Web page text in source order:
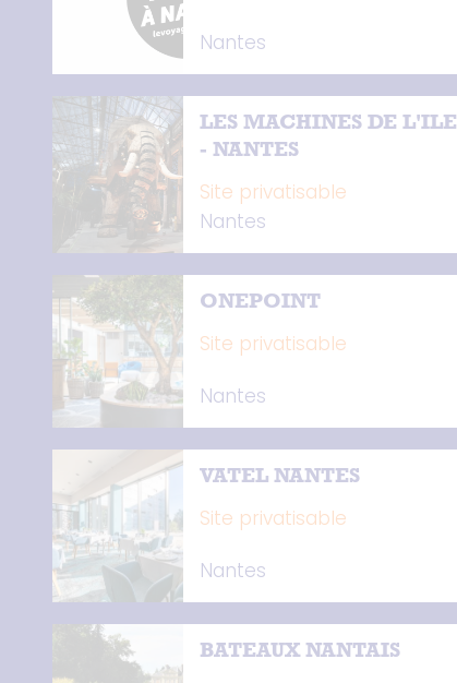
Nantes
LES MACHINES DE L'ILE
- NANTES
Site privatisable
Nantes
ONEPOINT
Site privatisable
Nantes
VATEL NANTES
Site privatisable
Nantes
BATEAUX NANTAIS